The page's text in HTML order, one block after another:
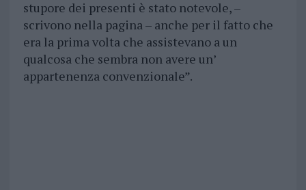
stupore dei presenti è stato notevole, –
scrivono nella pagina – anche per il fatto che
era la prima volta che assistevano a un
qualcosa che sembra non avere un’
appartenenza convenzionale”.